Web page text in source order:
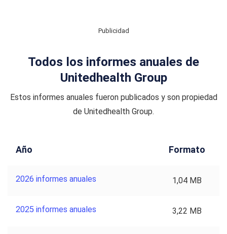
Publicidad
Todos los informes anuales de
Unitedhealth Group
Estos informes anuales fueron publicados y son propiedad
de Unitedhealth Group.
Año Formato
2026 informes anuales 1,04 MB
2025 informes anuales 3,22 MB